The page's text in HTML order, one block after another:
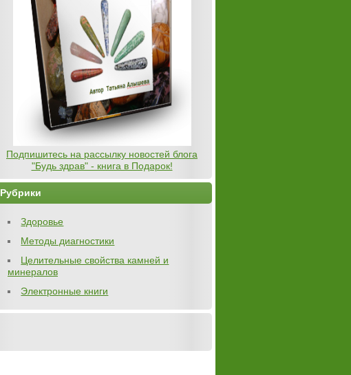
Подпишитесь на рассылку новостей блога
"Будь здрав" - книга в Подарок!
Рубрики
Здоровье
Методы диагностики
Целительные свойства камней и
минералов
Электронные книги